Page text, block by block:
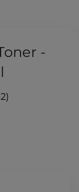
-